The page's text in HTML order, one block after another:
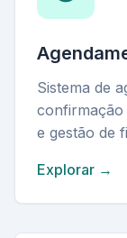
Sistema de
confirmação
e gestão de
Explorar →